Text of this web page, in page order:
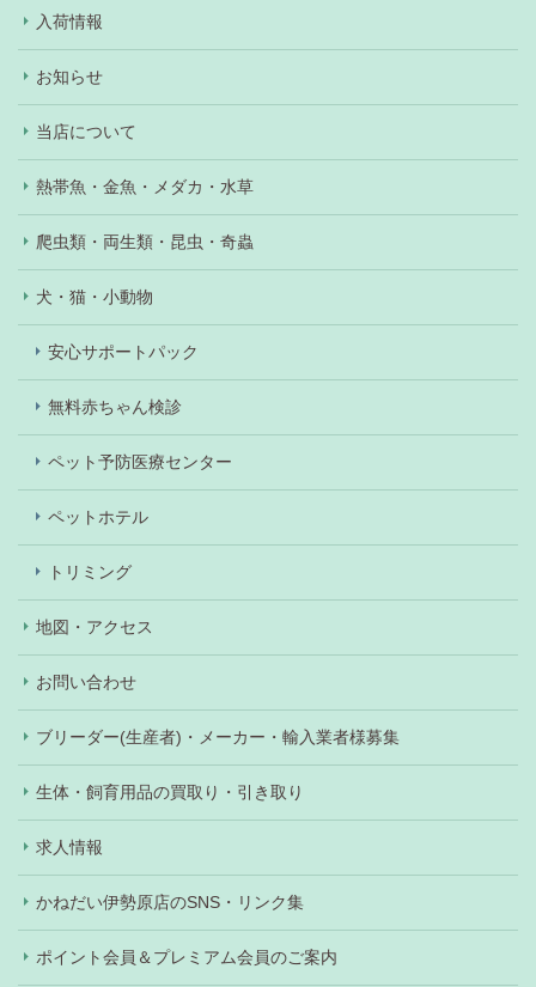
入荷情報
お知らせ
当店について
熱帯魚・金魚・メダカ・水草
爬虫類・両生類・昆虫・奇蟲
犬・猫・小動物
安心サポートパック
無料赤ちゃん検診
ペット予防医療センター
ペットホテル
トリミング
地図・アクセス
お問い合わせ
ブリーダー(生産者)・メーカー・輸入業者様募集
生体・飼育用品の買取り・引き取り
求人情報
かねだい伊勢原店のSNS・リンク集
ポイント会員＆プレミアム会員のご案内